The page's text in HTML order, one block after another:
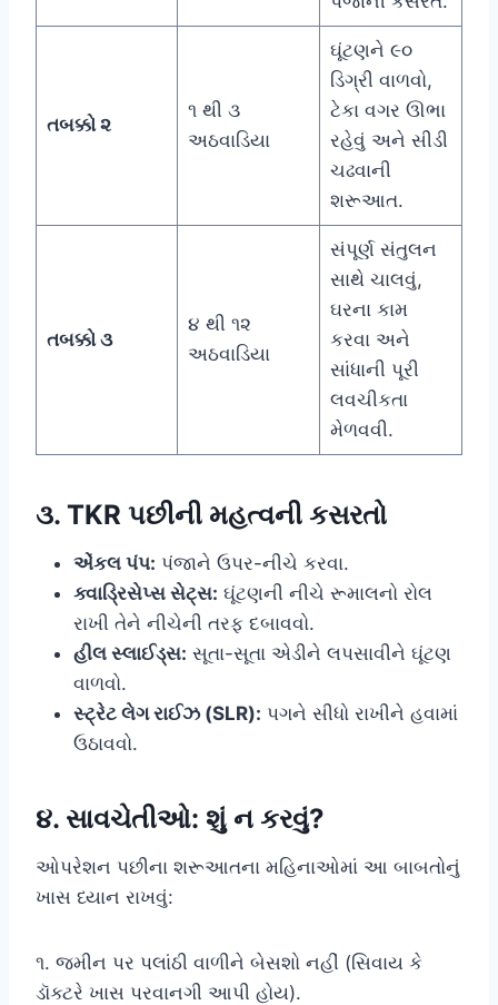
તબક્કો ૨
૧ થી ૩
અઠવાડિયા
ઘૂંટણને ૯૦
ડિગ્રી વાળવો,
ટેકા વગર ઊભા
રહેવું અને સીડી
ચઢવાની
શરૂઆત.
તબક્કો ૩
૪ થી ૧૨
અઠવાડિયા
સંપૂર્ણ સંતુલન
સાથે ચાલવું,
ઘરના કામ
કરવા અને
સાંધાની પૂરી
લવચીકતા
મેળવવી.
૩. TKR પછીની મહત્વની કસરતો
એંકલ પંપ: પંજાને ઉપર-નીચે કરવા.
ક્વાડ્રિસેપ્સ સેટ્સ: ઘૂંટણની નીચે રૂમાલનો રોલ
રાખી તેને નીચેની તરફ દબાવવો.
હીલ સ્લાઈડ્સ: સૂતા-સૂતા એડીને લપસાવીને ઘૂંટણ
વાળવો.
સ્ટ્રેટ લેગ રાઈઝ (SLR): પગને સીધો રાખીને હવામાં
ઉઠાવવો.
૪. સાવચેતીઓ: શું ન કરવું?
ઓપરેશન પછીના શરૂઆતના મહિનાઓમાં આ બાબતોનું
ખાસ ધ્યાન રાખવું:
૧. જમીન પર પલાંઠી વાળીને બેસશો નહીં (સિવાય કે
ડૉક્ટરે ખાસ પરવાનગી આપી હોય).